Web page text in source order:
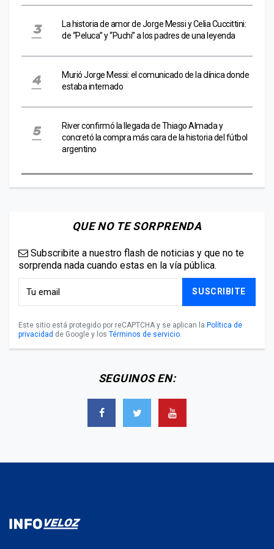
La historia de amor de Jorge Messi y Celia Cuccittini:
de “Peluca” y “Puchi” a los padres de una leyenda
Murió Jorge Messi: el comunicado de la clínica donde
estaba internado
River confirmó la llegada de Thiago Almada y
concretó la compra más cara de la historia del fútbol
argentino
QUE NO TE SORPRENDA
Subscribite a nuestro flash de noticias y que no te
sorprenda nada cuando estas en la vía pública.
SUSCRIBITE
Este sitio está protegido por reCAPTCHA y se aplican la Política de
privacidad de Google y los Términos de servicio.
SEGUINOS EN: